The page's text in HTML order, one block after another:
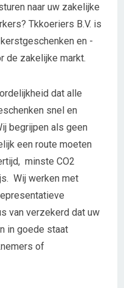
naar uw zakelijke
Tkkoeriers B.V. is
en -
de zakelijke markt.
dat alle
snel en
begrijpen als geen
een route moeten
minste CO2
Wij werken met
van verzekerd dat uw
in goede staat
of